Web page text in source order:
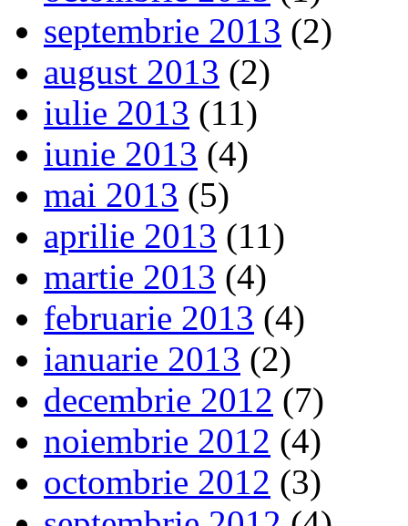
septembrie 2013 (2)
august 2013 (2)
iulie 2013 (11)
iunie 2013 (4)
mai 2013 (5)
aprilie 2013 (11)
martie 2013 (4)
februarie 2013 (4)
ianuarie 2013 (2)
decembrie 2012 (7)
noiembrie 2012 (4)
octombrie 2012 (3)